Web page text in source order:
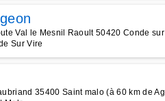
Val le Mesnil Raoult 50420 Conde
Sur Vire
35400 Saint malo (à 60 km de